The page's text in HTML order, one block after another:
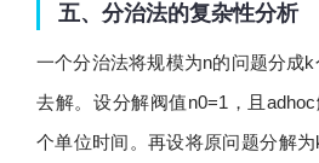
五、分治法的复杂性分析
一个分治法将规模为n的问题分成
去解。设分解阀值n0=1，且
个单位时间。再设将原问题分解